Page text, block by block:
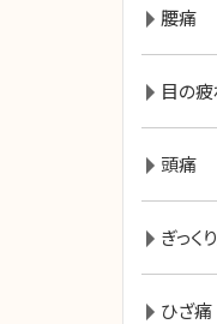
腰痛
目の
頭痛
ぎっく
ひざ痛